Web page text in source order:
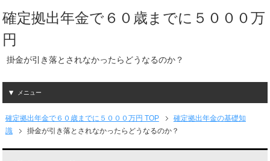
確定拠出年金で６０歳までに５０００万
円
掛金が引き落とされなかったらどうなるのか？
メニュー
確定拠出年金で６０歳までに５０００万円 TOP
確定拠出年金の基礎知
識
掛金が引き落とされなかったらどうなるのか？